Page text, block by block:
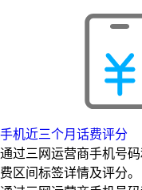
手机近三个月话费评分
通过三网运营商手机号
费区间标签详情及评分。